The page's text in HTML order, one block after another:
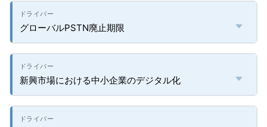
グローバルPSTN廃止期限
新興市場における中小企業のデジタル化